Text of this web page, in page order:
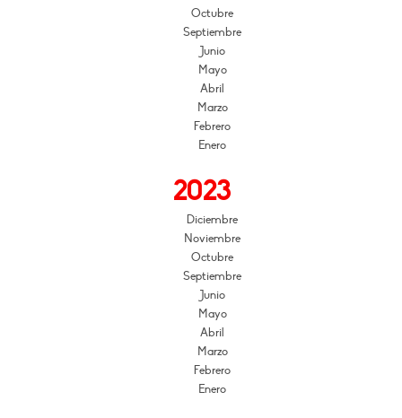
Octubre
Septiembre
Junio
Mayo
Abril
Marzo
Febrero
Enero
2023
Diciembre
Noviembre
Octubre
Septiembre
Junio
Mayo
Abril
Marzo
Febrero
Enero